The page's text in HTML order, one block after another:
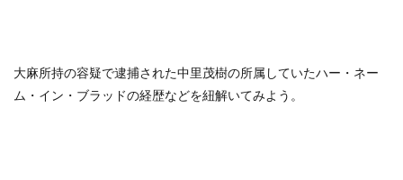
大麻所持の容疑で逮捕された中里茂樹の所属していたハー・ネー
ム・イン・ブラッドの経歴などを紐解いてみよう。